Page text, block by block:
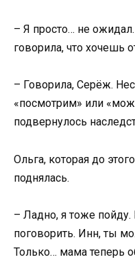
– Я просто… не
говорила, что хочешь
– Говорила, Серёж.
«посмотрим» или
подвернулось
Ольга, которая до
поднялась.
– Ладно, я тоже
поговорить. Инн, ты
Только… мама теперь